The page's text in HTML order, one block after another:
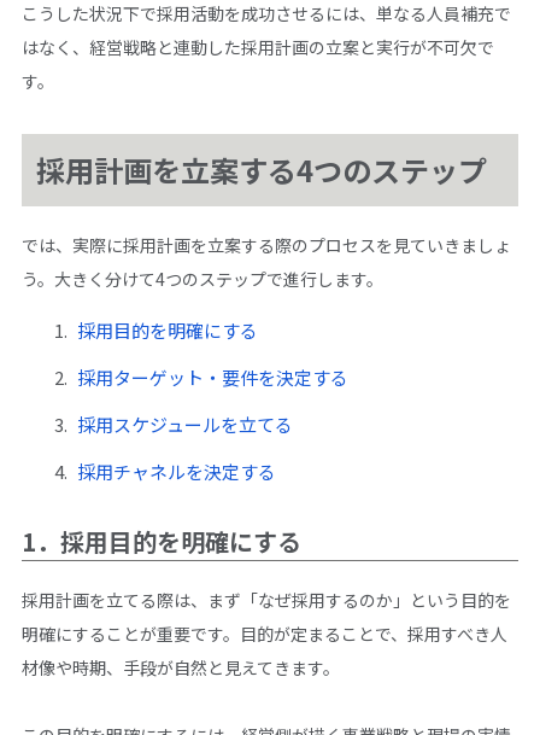
こうした状況下で採用活動を成功させるには、単なる人員補充で
はなく、経営戦略と連動した採用計画の立案と実行が不可欠で
す。
採用計画を立案する4つのステップ
では、実際に採用計画を立案する際のプロセスを見ていきましょ
う。大きく分けて4つのステップで進行します。
採用目的を明確にする
採用ターゲット・要件を決定する
採用スケジュールを立てる
採用チャネルを決定する
1．採用目的を明確にする
採用計画を立てる際は、まず「なぜ採用するのか」という目的を
明確にすることが重要です。目的が定まることで、採用すべき人
材像や時期、手段が自然と見えてきます。